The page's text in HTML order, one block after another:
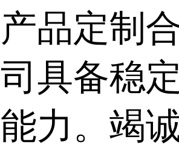
产品定制
司具备稳
能力。竭